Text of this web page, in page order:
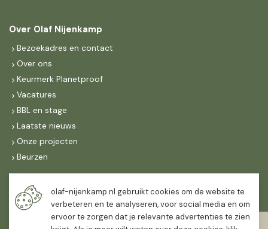
Over Olaf Nijenkamp
Bezoekadres en contact
Over ons
Keurmerk Planetproof
Vacatures
BBL en stage
Laatste nieuws
Onze projecten
Beurzen
Maandag t/m vrijdag
07:30-
16:30
olaf-nijenkamp.nl gebruikt cookies om de website te
verbeteren en te analyseren, voor social media en om
ervoor te zorgen dat je relevante advertenties te zien